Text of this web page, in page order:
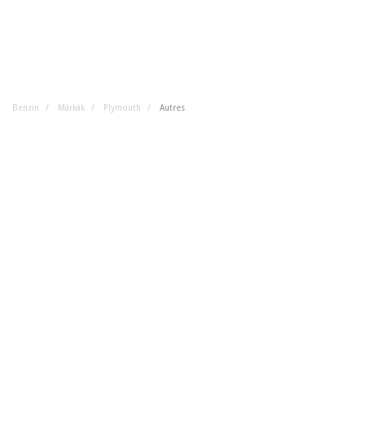
Benzin Márkák Plymouth Autres